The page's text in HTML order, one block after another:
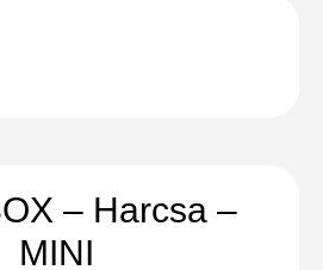
– Harcsa –
MINI